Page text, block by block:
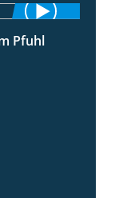
7:10
Pfuhl